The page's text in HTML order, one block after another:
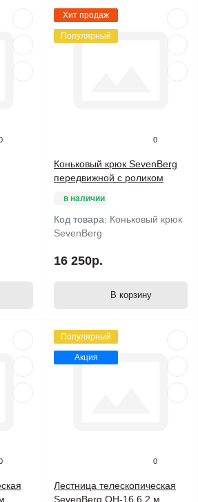
Хит продаж
Популярный
0
Коньковый крюк SevenBerg
передвижной с роликом
в наличии
Код товара: Коньковый крюк
SevenBerg
16 250р.
В корзину
Популярный
Акция
0
Лестница телескопическая
SevenBerg QH-16 6,2 м.